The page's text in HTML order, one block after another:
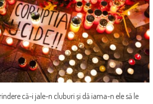
că-i jale-n cluburi și dă iama-n ele să le